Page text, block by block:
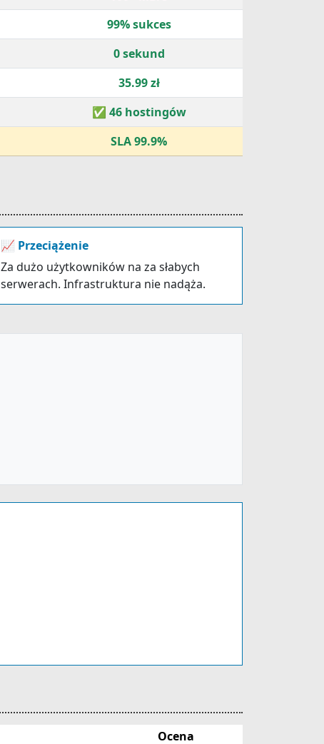
99% sukces
0 sekund
35.99 zł
✅ 46 hostingów
SLA 99.9%
📈 Przeciążenie
Za dużo użytkowników na za słabych
serwerach. Infrastruktura nie nadąża.
Ocena